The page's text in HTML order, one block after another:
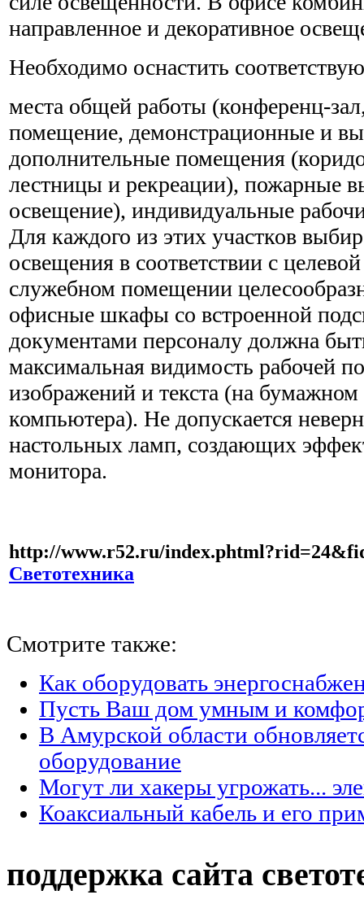
направленное и декоративное
Необходимо оснастить
места общей работы (конференц-
помещение, демонстрационные и
дополнительные помещения
лестницы и рекреации), пожарные
освещение), индивидуальные
Для каждого из этих участков
освещения в соответствии с
служебном помещении
офисные шкафы со встроенной
документами персоналу должна
максимальная видимость рабочей
изображений и текста (на бумажном
компьютера). Не допускается
настольных ламп, создающих
монитора.
http://www.r52.ru/
Светотехника
Смотрите также:
Как оборудовать
Пусть Ваш дом умным и
В Амурской области
оборудование
Могут ли хакеры угрожать...
Коаксиальный кабель и его
поддержка сайта